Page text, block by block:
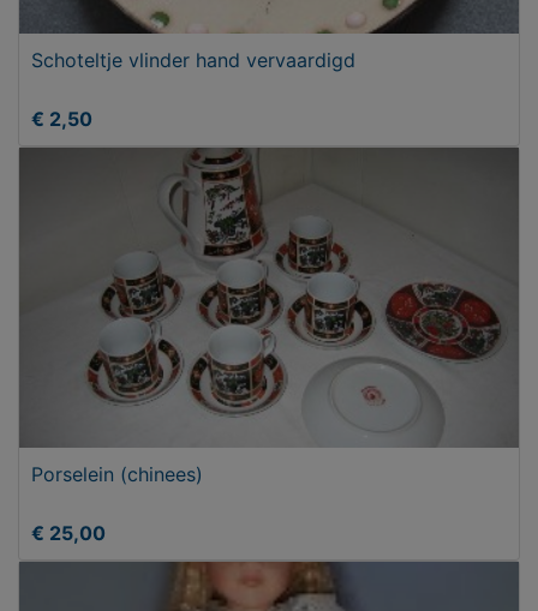
Schoteltje vlinder hand vervaardigd
€ 2,50
Porselein (chinees)
€ 25,00